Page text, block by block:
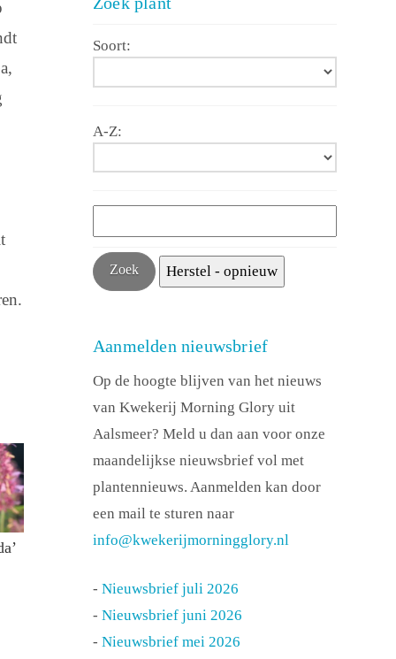
Soort:
A-Z:
Aanmelden nieuwsbrief
Op de hoogte blijven van het nieuws
van Kwekerij Morning Glory uit
Aalsmeer? Meld u dan aan voor onze
maandelijkse nieuwsbrief vol met
plantennieuws. Aanmelden kan door
een mail te sturen naar
info@kwekerijmorningglory.nl
-Nieuwsbrief juli 2026
-Nieuwsbrief juni 2026
-Nieuwsbrief mei 2026